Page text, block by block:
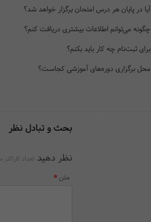
آیا در پایان هر درس امتحان برگزار خواهد شد؟
چگونه می‌توانم اطلاعات بیشتری دریافت کنم؟
برای ثبت‌نام چه کار باید بکنم؟
محل برگزاری دوره‌های آموزشی کجاست؟
بحث و تبادل نظر
نظر دهید تعداد کاراکتر
متن